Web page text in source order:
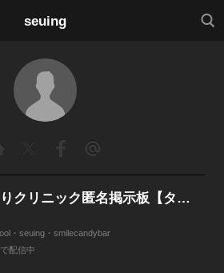
seuing
検索
おしりクリニック匿名掲示板【タテヨミ】
・seuing・smilecandybar
配信中